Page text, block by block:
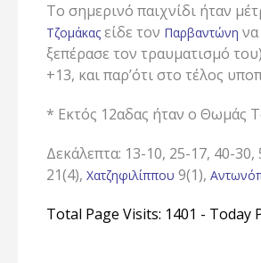
Το σημερινό παιχνίδι ήταν
Τζομάκας είδε τον Παρβαντώνη
ξεπέρασε τον τραυματισμό
+13, και παρ’ότι στο τέλος
* Εκτός 12αδας ήταν ο Θωμάς
Δεκάλεπτα: 13-10, 25-17, 40-30,
21(4), Χατζηφιλίππου 9(1),
Total Page Visits: 1401 - Today